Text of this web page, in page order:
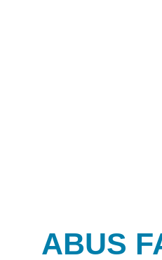
ABUS